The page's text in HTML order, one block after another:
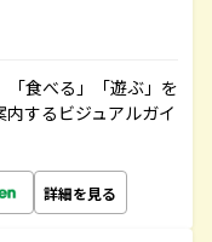
食べる」「遊ぶ」を
するビジュアルガイ
詳細を見る